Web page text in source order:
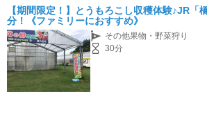
【期間限定！】とうもろこし収穫体験♪JR「
分！《ファミリーにおすすめ》
その他果物・野菜狩り
30分